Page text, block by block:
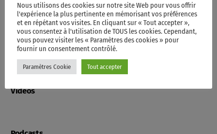
Programme
Contacts
Videos
Nous utilisons des cookies sur notre site Web pour vous offrir
l'expérience la plus pertinente en mémorisant vos préférences
et en répétant vos visites. En cliquant sur « Tout accepter »,
vous consentez à l'utilisation de TOUS les cookies. Cependant,
vous pouvez visiter les « Paramètres des cookies » pour
fournir un consentement contrôlé.
Paramètres Cookie Tout accepter